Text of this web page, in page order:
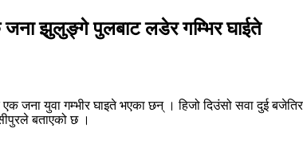
झुलुङ्गे पुलबाट लडेर गम्भिर घाईते
जना युवा गम्भीर घाइते भएका छन् । हिजो दिउंसो सवा दुई
बताएको छ ।